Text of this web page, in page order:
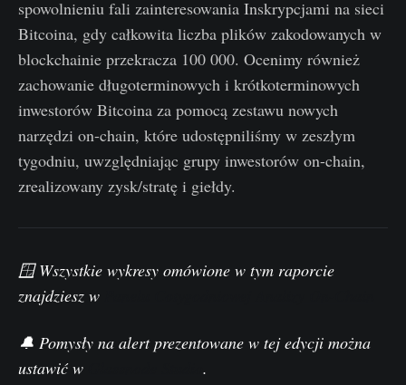
spowolnieniu fali zainteresowania Inskrypcjami na sieci
Bitcoina, gdy całkowita liczba plików zakodowanych w
blockchainie przekracza 100 000. Ocenimy również
zachowanie długoterminowych i krótkoterminowych
inwestorów Bitcoina za pomocą zestawu nowych
narzędzi on-chain, które udostępniliśmy w zeszłym
tygodniu, uwzględniając grupy inwestorów on-chain,
zrealizowany zysk/stratę i giełdy.
🪟 Wszystkie wykresy omówione w tym raporcie
znajdziesz w
🔔 Pomysły na alert prezentowane w tej edycji można
ustawić w
.